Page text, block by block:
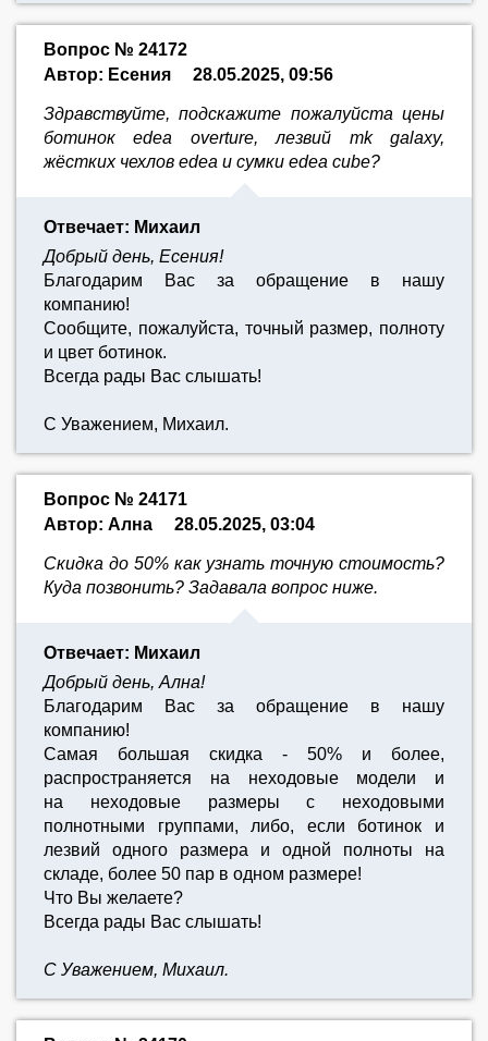
Вопрос № 24172
Автор: Есения
28.05.2025, 09:56
Здравствуйте, подскажите пожалуйста цены
ботинок edea overture, лезвий mk galaxy,
жёстких чехлов edea и сумки edea cube?
Отвечает: Михаил
Добрый день, Есения!
Благодарим Вас за обращение в нашу
компанию!
Сообщите, пожалуйста, точный размер, полноту
и цвет ботинок.
Всегда рады Вас слышать!
С Уважением, Михаил.
Вопрос № 24171
Автор: Ална
28.05.2025, 03:04
Скидка до 50% как узнать точную стоимость?
Куда позвонить? Задавала вопрос ниже.
Отвечает: Михаил
Добрый день, Ална!
Благодарим Вас за обращение в нашу
компанию!
Самая большая скидка - 50% и более,
распространяется на неходовые модели и
на неходовые размеры с неходовыми
полнотными группами, либо, если ботинок и
лезвий одного размера и одной полноты на
складе, более 50 пар в одном размере!
Что Вы желаете?
Всегда рады Вас слышать!
С Уважением, Михаил.